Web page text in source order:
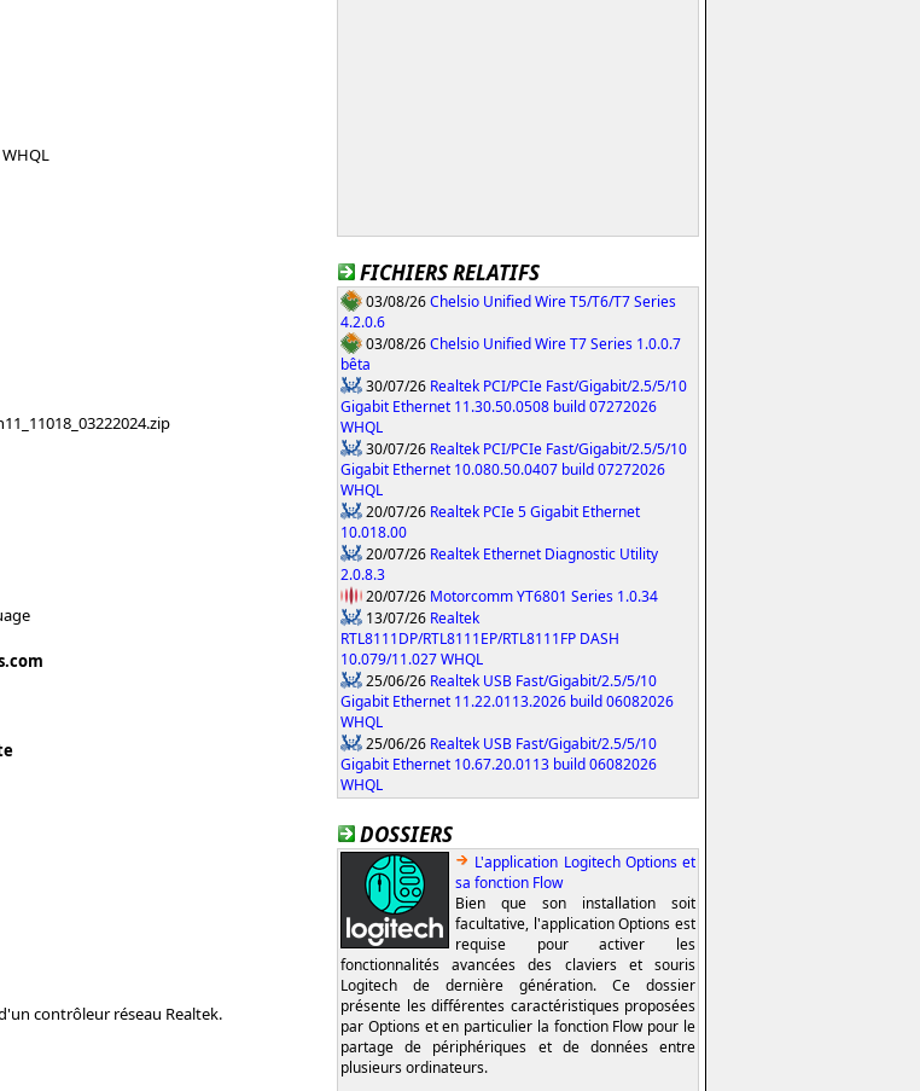
WHQL
contrôleur réseau Realtek.
FICHIERS RELATIFS
03/08/26Chelsio Unified Wire T5/T6/T7 Series
4.2.0.6
03/08/26Chelsio Unified Wire T7 Series 1.0.0.7
bêta
30/07/26 Realtek PCI/PCIe Fast/Gigabit/2.5/5/10
Gigabit Ethernet 11.30.50.0508 build 07272026
WHQL
30/07/26 Realtek PCI/PCIe Fast/Gigabit/2.5/5/10
Gigabit Ethernet 10.080.50.0407 build 07272026
WHQL
20/07/26 Realtek PCIe 5 Gigabit Ethernet
10.018.00
20/07/26 Realtek Ethernet Diagnostic Utility
2.0.8.3
20/07/26 Motorcomm YT6801 Series 1.0.34
13/07/26 Realtek
RTL8111DP/RTL8111EP/RTL8111FP DASH
10.079/11.027 WHQL
25/06/26 Realtek USB Fast/Gigabit/2.5/5/10
Gigabit Ethernet 11.22.0113.2026 build 06082026
WHQL
25/06/26 Realtek USB Fast/Gigabit/2.5/5/10
Gigabit Ethernet 10.67.20.0113 build 06082026
WHQL
DOSSIERS
L'application Logitech Options et
sa fonction Flow
Bien que son installation soit
facultative, l'application Options est
requise pour activer les
fonctionnalités avancées des claviers et souris
Logitech de dernière génération. Ce dossier
présente les différentes caractéristiques proposées
par Options et en particulier la fonction Flow pour le
partage de périphériques et de données entre
plusieurs ordinateurs.